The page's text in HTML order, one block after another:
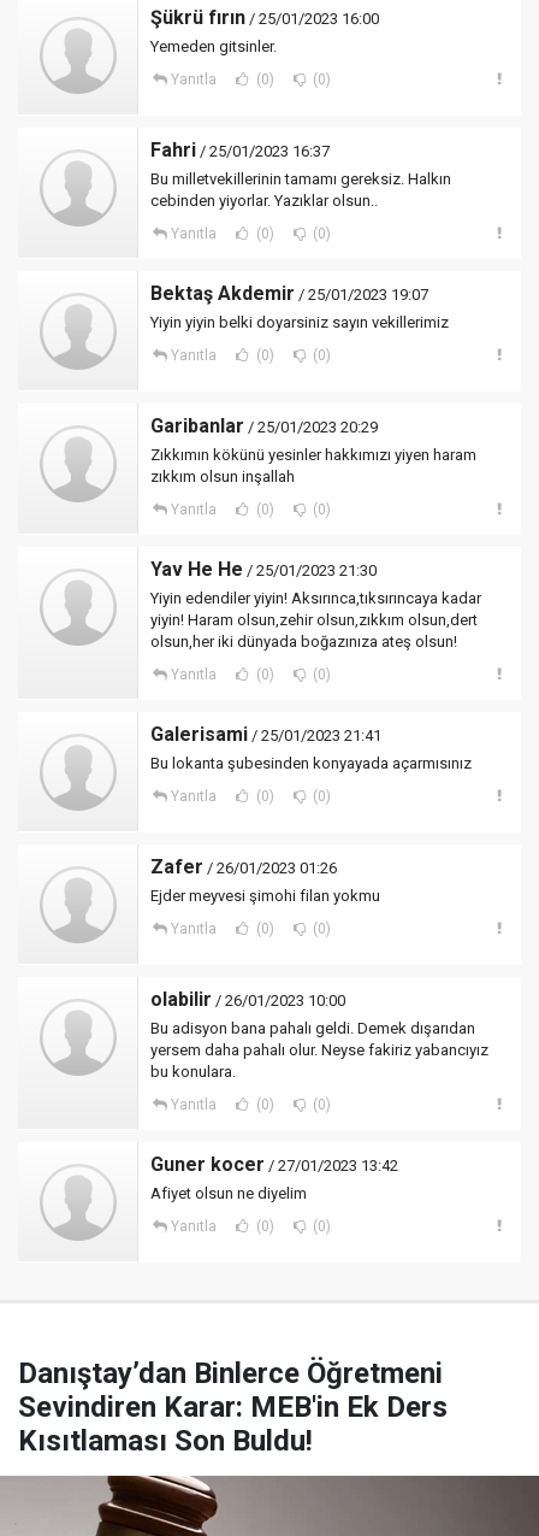
Şükrü fırın / 25/01/2023 16:00
Yemeden gitsinler.
Yanıtla (0) (0)
Fahri / 25/01/2023 16:37
Bu milletvekillerinin tamamı gereksiz. Halkın
cebinden yiyorlar. Yazıklar olsun..
Yanıtla (0) (0)
Bektaş Akdemir / 25/01/2023 19:07
Yiyin yiyin belki doyarsiniz sayın vekillerimiz
Yanıtla (0) (0)
Garibanlar / 25/01/2023 20:29
Zıkkımın kökünü yesinler hakkımızı yiyen haram
zıkkım olsun inşallah
Yanıtla (0) (0)
Yav He He / 25/01/2023 21:30
Yiyin edendiler yiyin! Aksırınca,tıksırıncaya kadar
yiyin! Haram olsun,zehir olsun,zıkkım olsun,dert
olsun,her iki dünyada boğazınıza ateş olsun!
Yanıtla (0) (0)
Galerisami / 25/01/2023 21:41
Bu lokanta şubesinden konyayada açarmısınız
Yanıtla (0) (0)
Zafer / 26/01/2023 01:26
Ejder meyvesi şimohi filan yokmu
Yanıtla (0) (0)
olabilir / 26/01/2023 10:00
Bu adisyon bana pahalı geldi. Demek dışarıdan
yersem daha pahalı olur. Neyse fakiriz yabancıyız
bu konulara.
Yanıtla (0) (0)
Guner kocer / 27/01/2023 13:42
Afiyet olsun ne diyelim
Yanıtla (0) (0)
Danıştay’dan Binlerce Öğretmeni
Sevindiren Karar: MEB'in Ek Ders
Kısıtlaması Son Buldu!